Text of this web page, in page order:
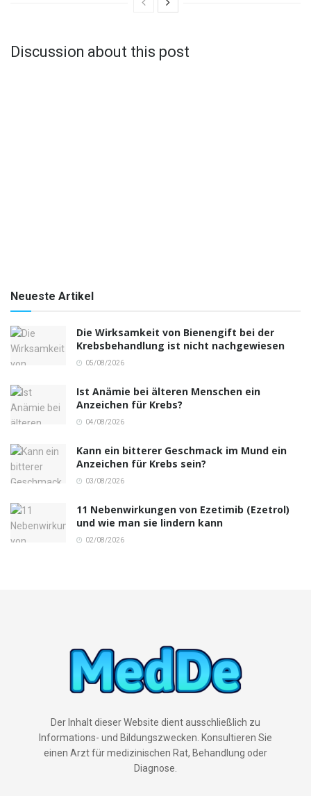
Discussion about this post
Neueste Artikel
Die Wirksamkeit von Bienengift bei der
Krebsbehandlung ist nicht nachgewiesen
05/08/2026
Ist Anämie bei älteren Menschen ein
Anzeichen für Krebs?
04/08/2026
Kann ein bitterer Geschmack im Mund ein
Anzeichen für Krebs sein?
03/08/2026
11 Nebenwirkungen von Ezetimib (Ezetrol)
und wie man sie lindern kann
02/08/2026
Der Inhalt dieser Website dient ausschließlich zu
Informations- und Bildungszwecken. Konsultieren Sie
einen Arzt für medizinischen Rat, Behandlung oder
Diagnose.